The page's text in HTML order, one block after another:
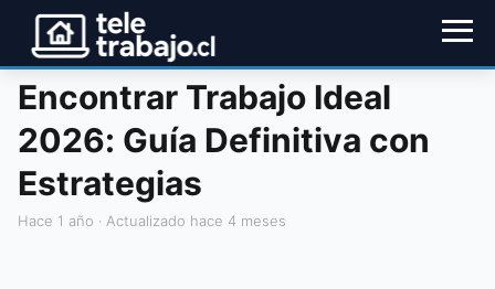
Encontrar Trabajo Ideal
2026: Guía Definitiva con
Estrategias
hace 1 año · Actualizado hace 4 meses